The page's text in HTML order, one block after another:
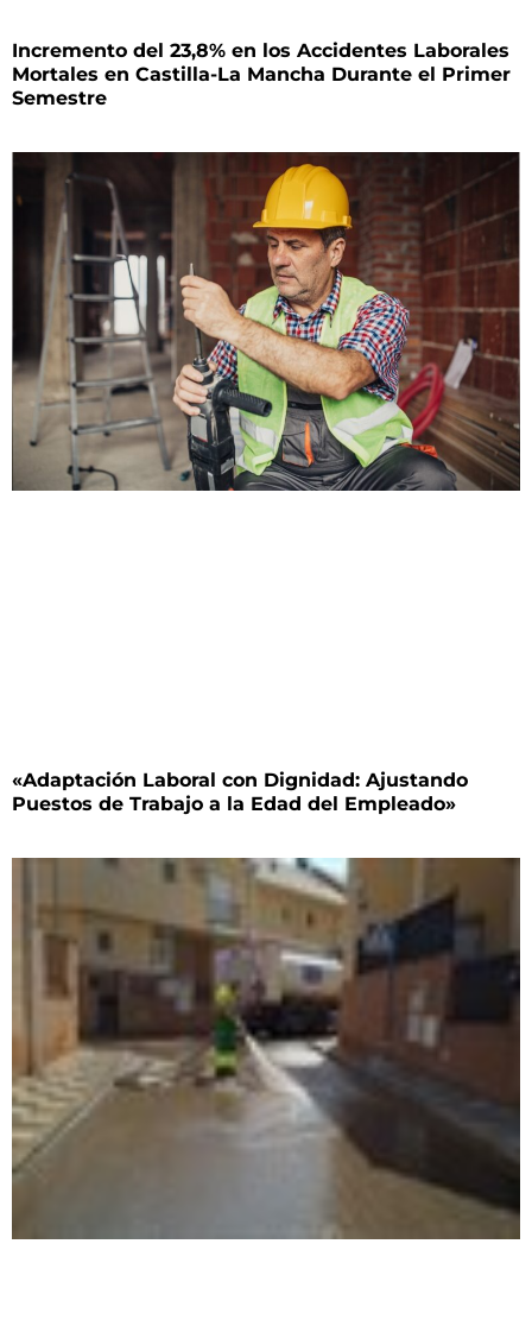
Incremento del 23,8% en los Accidentes Laborales
Mortales en Castilla-La Mancha Durante el Primer
Semestre
«Adaptación Laboral con Dignidad: Ajustando
Puestos de Trabajo a la Edad del Empleado»